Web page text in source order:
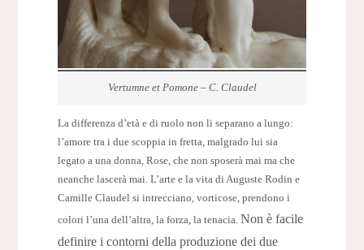
Vertumne et Pomone – C. Claudel
La differenza d’età e di ruolo non li separano a lungo:
l’amore tra i due scoppia in fretta, malgrado lui sia
legato a una donna, Rose, che non sposerà mai ma che
neanche lascerà mai. L’arte e la vita di Auguste Rodin e
Camille Claudel si intrecciano, vorticose, prendono i
colori l’una dell’altra, la forza, la tenacia. Non è facile
definire i contorni della produzione dei due